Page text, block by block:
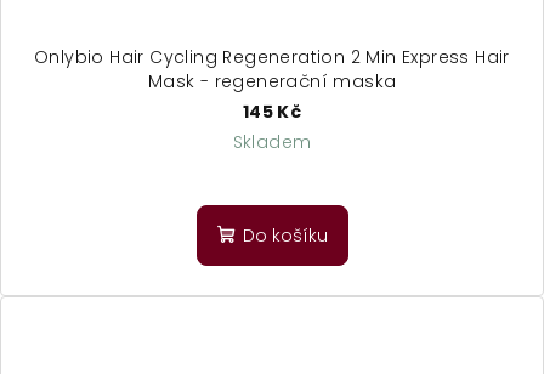
Onlybio Hair Cycling Regeneration 2 Min Express Hair
Mask - regenerační maska
145 Kč
Skladem
Do košíku